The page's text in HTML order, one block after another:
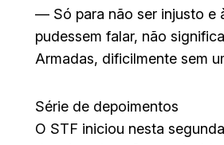
— Só para não ser injusto e
pudessem falar, não
Armadas, dificilmente sem
Série de depoimentos
O STF iniciou nesta